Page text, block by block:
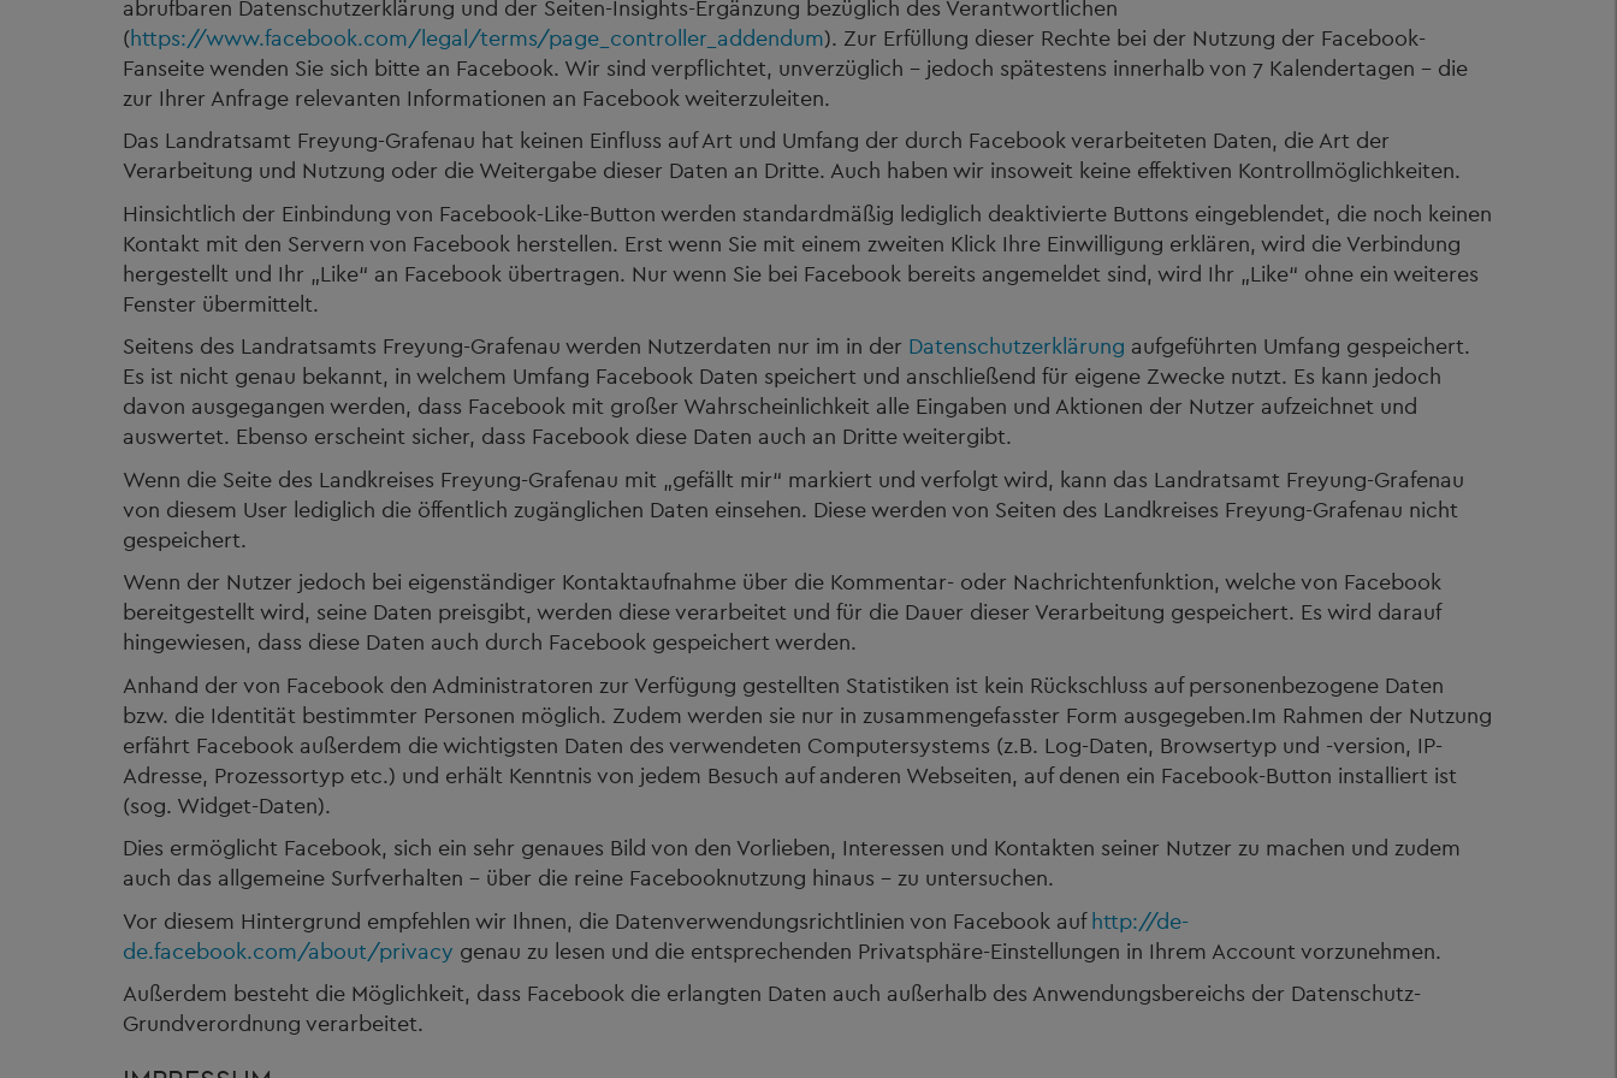
abrufbaren Datenschutzerklärung und der Seiten-Insights-Ergänzung bezüglich des Verantwortlichen
(https://www.facebook.com/legal/terms/page_controller_addendum). Zur Erfüllung dieser Rechte bei der Nutzung der Facebook-
Fanseite wenden Sie sich bitte an Facebook. Wir sind verpflichtet, unverzüglich – jedoch spätestens innerhalb von 7 Kalendertagen – die
zur Ihrer Anfrage relevanten Informationen an Facebook weiterzuleiten.
Das Landratsamt Freyung-Grafenau hat keinen Einfluss auf Art und Umfang der durch Facebook verarbeiteten Daten, die Art der
Verarbeitung und Nutzung oder die Weitergabe dieser Daten an Dritte. Auch haben wir insoweit keine effektiven Kontrollmöglichkeiten.
Hinsichtlich der Einbindung von Facebook-Like-Button werden standardmäßig lediglich deaktivierte Buttons eingeblendet, die noch keinen
Kontakt mit den Servern von Facebook herstellen. Erst wenn Sie mit einem zweiten Klick Ihre Einwilligung erklären, wird die Verbindung
hergestellt und Ihr „Like“ an Facebook übertragen. Nur wenn Sie bei Facebook bereits angemeldet sind, wird Ihr „Like“ ohne ein weiteres
Fenster übermittelt.
Seitens des Landratsamts Freyung-Grafenau werden Nutzerdaten nur im in der Datenschutzerklärung aufgeführten Umfang gespeichert.
Es ist nicht genau bekannt, in welchem Umfang Facebook Daten speichert und anschließend für eigene Zwecke nutzt. Es kann jedoch
davon ausgegangen werden, dass Facebook mit großer Wahrscheinlichkeit alle Eingaben und Aktionen der Nutzer aufzeichnet und
auswertet. Ebenso erscheint sicher, dass Facebook diese Daten auch an Dritte weitergibt.
Wenn die Seite des Landkreises Freyung-Grafenau mit „gefällt mir“ markiert und verfolgt wird, kann das Landratsamt Freyung-Grafenau
von diesem User lediglich die öffentlich zugänglichen Daten einsehen. Diese werden von Seiten des Landkreises Freyung-Grafenau nicht
gespeichert.
Wenn der Nutzer jedoch bei eigenständiger Kontaktaufnahme über die Kommentar- oder Nachrichtenfunktion, welche von Facebook
bereitgestellt wird, seine Daten preisgibt, werden diese verarbeitet und für die Dauer dieser Verarbeitung gespeichert. Es wird darauf
hingewiesen, dass diese Daten auch durch Facebook gespeichert werden.
Anhand der von Facebook den Administratoren zur Verfügung gestellten Statistiken ist kein Rückschluss auf personenbezogene Daten
bzw. die Identität bestimmter Personen möglich. Zudem werden sie nur in zusammengefasster Form ausgegeben.Im Rahmen der Nutzung
erfährt Facebook außerdem die wichtigsten Daten des verwendeten Computersystems (z.B. Log-Daten, Browsertyp und -version, IP-
Adresse, Prozessortyp etc.) und erhält Kenntnis von jedem Besuch auf anderen Webseiten, auf denen ein Facebook-Button installiert ist
(sog. Widget-Daten).
Dies ermöglicht Facebook, sich ein sehr genaues Bild von den Vorlieben, Interessen und Kontakten seiner Nutzer zu machen und zudem
auch das allgemeine Surfverhalten – über die reine Facebooknutzung hinaus – zu untersuchen.
Vor diesem Hintergrund empfehlen wir Ihnen, die Datenverwendungsrichtlinien von Facebook aufhttp://de-
de.facebook.com/about/privacy genau zu lesen und die entsprechenden Privatsphäre-Einstellungen in Ihrem Account vorzunehmen.
Außerdem besteht die Möglichkeit, dass Facebook die erlangten Daten auch außerhalb des Anwendungsbereichs der Datenschutz-
Grundverordnung verarbeitet.